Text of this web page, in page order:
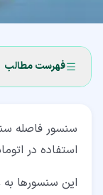
فهرست مطالب
۱‏-‏۱‏- تفاوت سنسور اندازه گیری و سنسور جا به جایی
سنسور فاصله
استفاده در
این سنسورها به